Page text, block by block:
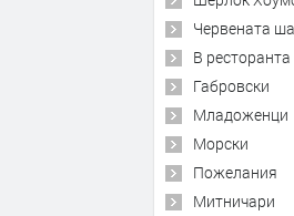
Червената
В ресторанта
Габровски
Младоженци
Морски
Пожелания
Митничари